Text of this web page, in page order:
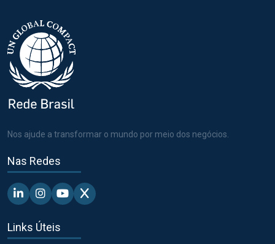
Nos ajude a transformar o mundo por meio dos negócios.
Nas Redes
Linkedin - Pacto Global BR
Instagram - Pacto Global BR
Youtube - Pacto Global BR
X - Pacto Global BR
Links Úteis